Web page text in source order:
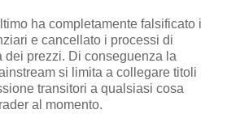
ha completamente falsificato i
e cancellato i processi di
dei prezzi. Di conseguenza la
si limita a collegare titoli
transitori a qualsiasi cosa
al momento.